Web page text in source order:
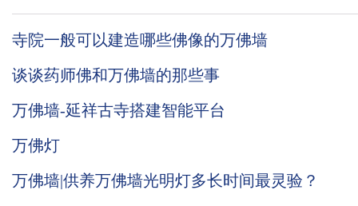
寺院一般可以建造哪些佛像的万佛墙
谈谈药师佛和万佛墙的那些事
万佛墙-延祥古寺搭建智能平台
万佛灯
万佛墙|供养万佛墙光明灯多长时间最灵验？